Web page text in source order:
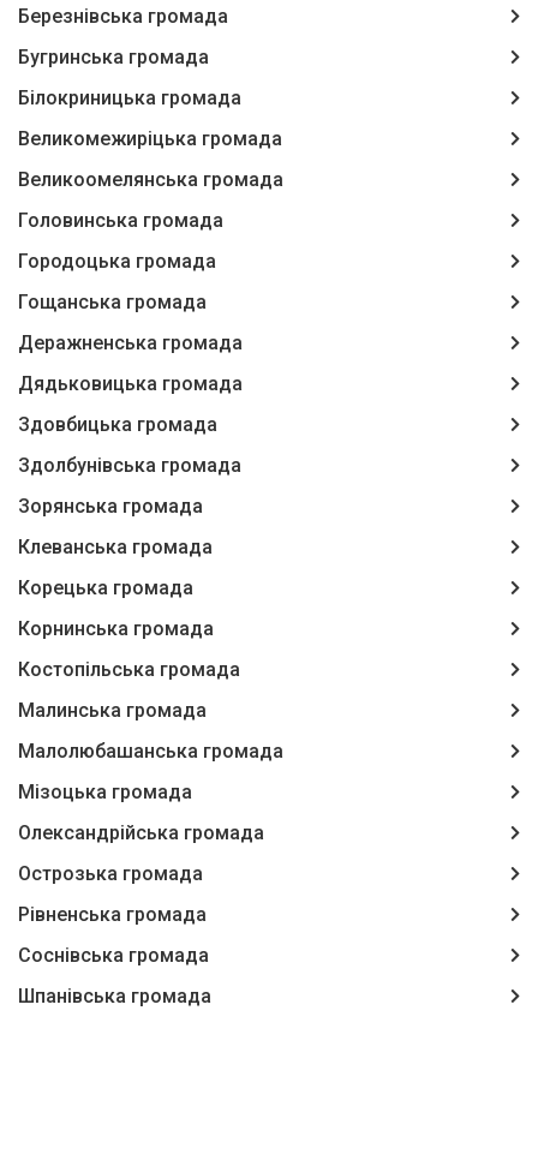
Березнівська громада
Бугринська громада
Білокриницька громада
Великомежиріцька громада
Великоомелянська громада
Головинська громада
Городоцька громада
Гощанська громада
Деражненська громада
Дядьковицька громада
Здовбицька громада
Здолбунівська громада
Зорянська громада
Клеванська громада
Корецька громада
Корнинська громада
Костопільська громада
Малинська громада
Малолюбашанська громада
Мізоцька громада
Олександрійська громада
Острозька громада
Рівненська громада
Соснівська громада
Шпанівська громада